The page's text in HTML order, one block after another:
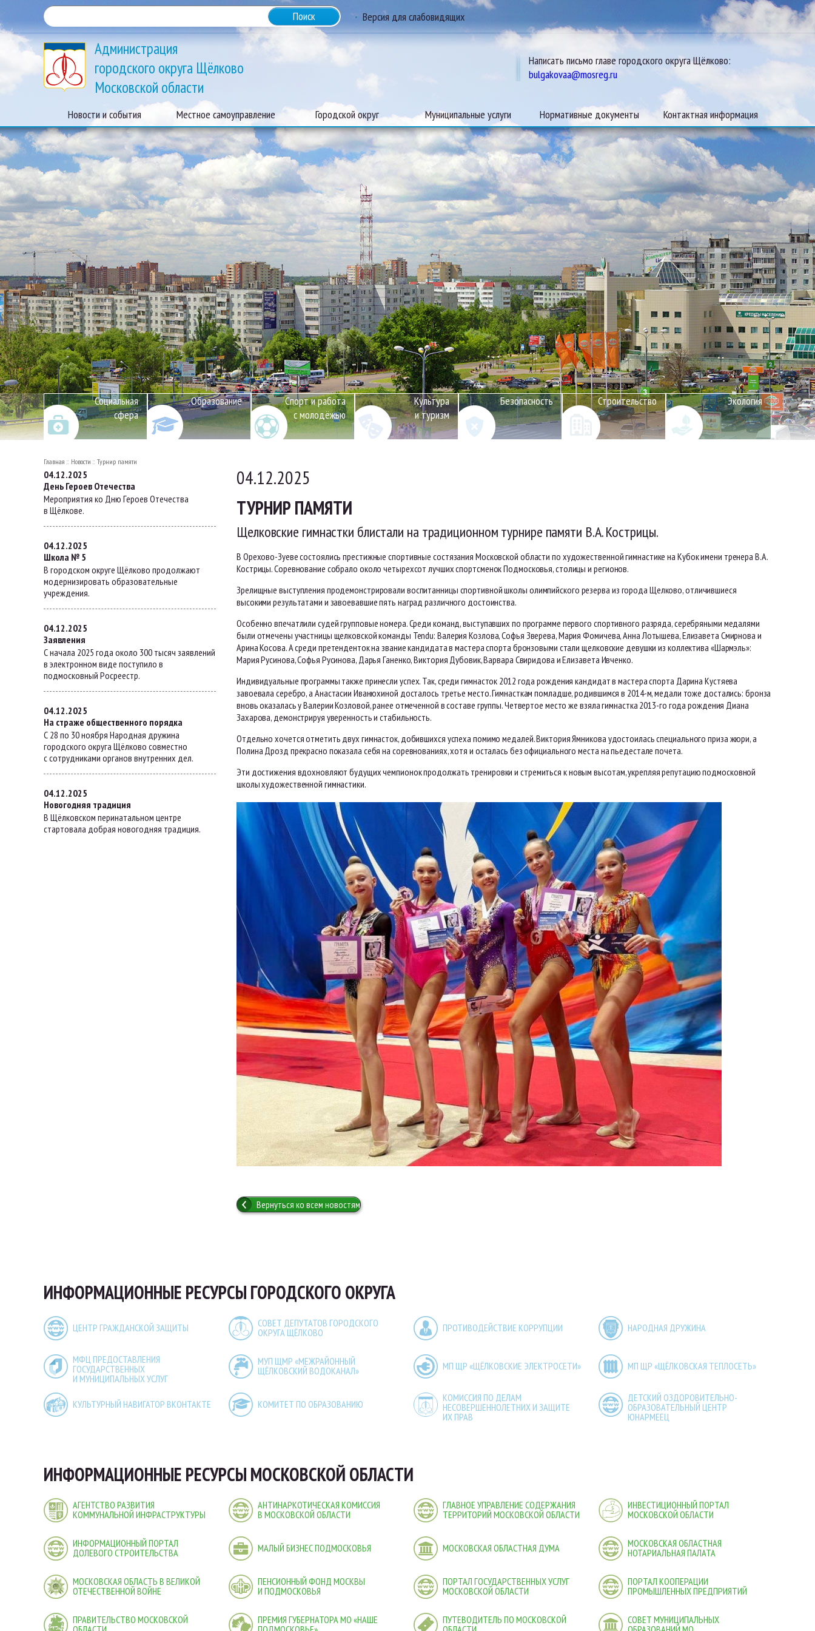
Версия для слабовидящих
Администрация
городского округа Щёлково
Московской области
Написать письмо главе городского округа Щёлково:
bulgakovaa@mosreg.ru
Новости и события Местное самоуправление Городской округ Муниципальные услуги Нормативные документы Контактная информация
Социальная
сфера
Образование
Спорт и работа
с молодёжью
Культура
и туризм
Безопасность Строительство Экология
Главная Новости Турнир памяти
04.12.2025
День Героев Отечества
Мероприятия ко Дню Героев Отечества
в Щёлкове.
04.12.2025
Школа № 5
В городском округе Щёлково продолжают
модернизировать образовательные
учреждения.
04.12.2025
Заявления
С начала 2025 года около 300 тысяч заявлений
в электронном виде поступило в
подмосковный Росреестр.
04.12.2025
На страже общественного порядка
С 28 по 30 ноября Народная дружина
городского округа Щёлково совместно
с сотрудниками органов внутренних дел.
04.12.2025
Новогодняя традиция
В Щёлковском перинатальном центре
стартовала добрая новогодняя традиция.
04.12.2025
ТУРНИР ПАМЯТИ
Щелковские гимнастки блистали на традиционном турнире памяти В.А. Кострицы.
В Орехово-Зуеве состоялись престижные спортивные состязания Московской области по художественной гимнастике на Кубок имени тренера В.А.
Кострицы. Соревнование собрало около четырехсот лучших спортсменок Подмосковья, столицы и регионов.
Зрелищные выступления продемонстрировали воспитанницы спортивной школы олимпийского резерва из города Щелково, отличившиеся
высокими результатами и завоевавшие пять наград различного достоинства.
Особенно впечатлили судей групповые номера. Среди команд, выступавших по программе первого спортивного разряда, серебряными медалями
были отмечены участницы щелковской команды Tendu: Валерия Козлова, Софья Зверева, Мария Фомичева, Анна Лотышева, Елизавета Смирнова и
Арина Косова. А среди претенденток на звание кандидата в мастера спорта бронзовыми стали щелковские девушки из коллектива «Шармэль»:
Мария Русинова, Софья Русинова, Дарья Ганенко, Виктория Дубовик, Варвара Свиридова и Елизавета Ивченко.
Индивидуальные программы также принесли успех. Так, среди гимнасток 2012 года рождения кандидат в мастера спорта Дарина Кустяева
завоевала серебро, а Анастасии Иванюхиной досталось третье место. Гимнасткам помладше, родившимся в 2014-м, медали тоже достались: бронза
вновь оказалась у Валерии Козловой, ранее отмеченной в составе группы. Четвертое место же взяла гимнастка 2013-го года рождения Диана
Захарова, демонстрируя уверенность и стабильность.
Отдельно хочется отметить двух гимнасток, добившихся успеха помимо медалей. Виктория Ямникова удостоилась специального приза жюри, а
Полина Дрозд прекрасно показала себя на соревнованиях, хотя и осталась без официального места на пьедестале почета.
Эти достижения вдохновляют будущих чемпионок продолжать тренировки и стремиться к новым высотам, укрепляя репутацию подмосковной
школы художественной гимнастики.
Вернуться ко всем новостям
ИНФОРМАЦИОННЫЕ РЕСУРСЫ ГОРОДСКОГО ОКРУГА
ЦЕНТР ГРАЖДАНСКОЙ ЗАЩИТЫ
СОВЕТ ДЕПУТАТОВ ГОРОДСКОГО
ОКРУГА ЩЁЛКОВО
ПРОТИВОДЕЙСТВИЕ КОРРУПЦИИ НАРОДНАЯ ДРУЖИНА
МФЦ ПРЕДОСТАВЛЕНИЯ
ГОСУДАРСТВЕННЫХ
И МУНИЦИПАЛЬНЫХ УСЛУГ
МУП ЩМР «МЕЖРАЙОННЫЙ
ЩЁЛКОВСКИЙ ВОДОКАНАЛ»
МП ЩР «ЩЁЛКОВСКИЕ ЭЛЕКТРОСЕТИ» МП ЩР «ЩЁЛКОВСКАЯ ТЕПЛОСЕТЬ»
КУЛЬТУРНЫЙ НАВИГАТОР ВКОНТАКТЕ КОМИТЕТ ПО ОБРАЗОВАНИЮ
КОМИССИЯ ПО ДЕЛАМ
НЕСОВЕРШЕННОЛЕТНИХ И ЗАЩИТЕ
ИХ ПРАВ
ДЕТСКИЙ ОЗДОРОВИТЕЛЬНО-
ОБРАЗОВАТЕЛЬНЫЙ ЦЕНТР
ЮНАРМЕЕЦ
ИНФОРМАЦИОННЫЕ РЕСУРСЫ МОСКОВСКОЙ ОБЛАСТИ
АГЕНТСТВО РАЗВИТИЯ
КОММУНАЛЬНОЙ ИНФРАСТРУКТУРЫ
АНТИНАРКОТИЧЕСКАЯ КОМИССИЯ
В МОСКОВСКОЙ ОБЛАСТИ
ГЛАВНОЕ УПРАВЛЕНИЕ СОДЕРЖАНИЯ
ТЕРРИТОРИЙ МОСКОВСКОЙ ОБЛАСТИ
ИНВЕСТИЦИОННЫЙ ПОРТАЛ
МОСКОВСКОЙ ОБЛАСТИ
ИНФОРМАЦИОННЫЙ ПОРТАЛ
ДОЛЕВОГО СТРОИТЕЛЬСТВА
МАЛЫЙ БИЗНЕС ПОДМОСКОВЬЯ МОСКОВСКАЯ ОБЛАСТНАЯ ДУМА
МОСКОВСКАЯ ОБЛАСТНАЯ
НОТАРИАЛЬНАЯ ПАЛАТА
МОСКОВСКАЯ ОБЛАСТЬ В ВЕЛИКОЙ
ОТЕЧЕСТВЕННОЙ ВОЙНЕ
ПЕНСИОННЫЙ ФОНД МОСКВЫ
И ПОДМОСКОВЬЯ
ПОРТАЛ ГОСУДАРСТВЕННЫХ УСЛУГ
МОСКОВСКОЙ ОБЛАСТИ
ПОРТАЛ КООПЕРАЦИИ
ПРОМЫШЛЕННЫХ ПРЕДПРИЯТИЙ
ПРАВИТЕЛЬСТВО МОСКОВСКОЙ
ПРЕМИЯ ГУБЕРНАТОРА МО «НАШЕ
ПУТЕВОДИТЕЛЬ ПО МОСКОВСКОЙ
СОВЕТ МУНИЦИПАЛЬНЫХ